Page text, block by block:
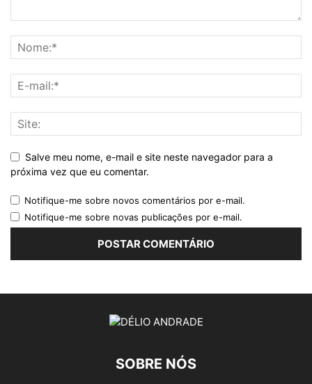
Salve meu nome, e-mail e site neste navegador para a
próxima vez que eu comentar.
Notifique-me sobre novos comentários por e-mail.
Notifique-me sobre novas publicações por e-mail.
SOBRE NÓS